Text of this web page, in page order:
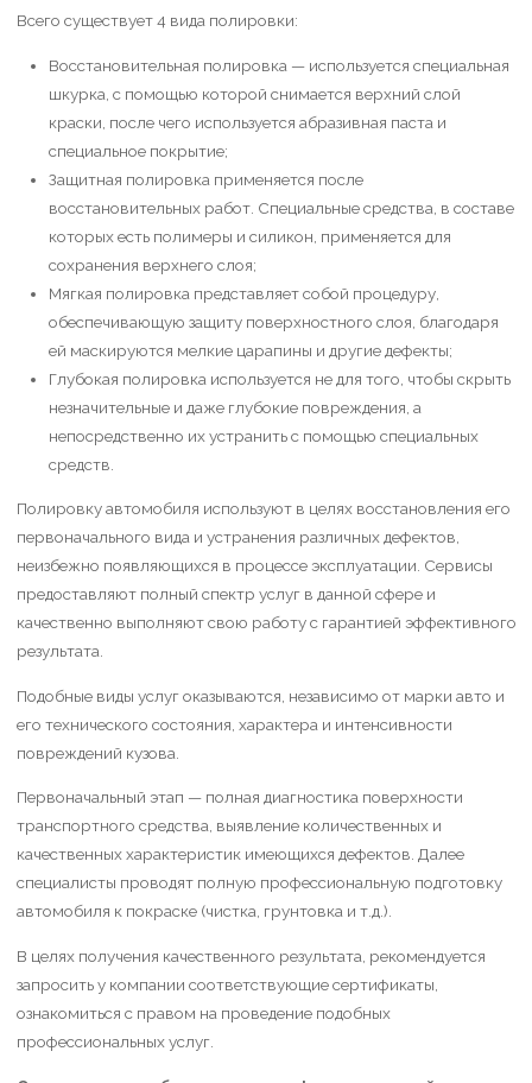
Всего существует 4 вида полировки:
Восстановительная полировка — используется специальная
шкурка, с помощью которой снимается верхний слой
краски, после чего используется абразивная паста и
специальное покрытие;
Защитная полировка применяется после
восстановительных работ. Специальные средства, в составе
которых есть полимеры и силикон, применяется для
сохранения верхнего слоя;
Мягкая полировка представляет собой процедуру,
обеспечивающую защиту поверхностного слоя, благодаря
ей маскируются мелкие царапины и другие дефекты;
Глубокая полировка используется не для того, чтобы скрыть
незначительные и даже глубокие повреждения, а
непосредственно их устранить с помощью специальных
средств.
Полировку автомобиля используют в целях восстановления его
первоначального вида и устранения различных дефектов,
неизбежно появляющихся в процессе эксплуатации. Сервисы
предоставляют полный спектр услуг в данной сфере и
качественно выполняют свою работу с гарантией эффективного
результата.
Подобные виды услуг оказываются, независимо от марки авто и
его технического состояния, характера и интенсивности
повреждений кузова.
Первоначальный этап — полная диагностика поверхности
транспортного средства, выявление количественных и
качественных характеристик имеющихся дефектов. Далее
специалисты проводят полную профессиональную подготовку
автомобиля к покраске (чистка, грунтовка и т.д.).
В целях получения качественного результата, рекомендуется
запросить у компании соответствующие сертификаты,
ознакомиться с правом на проведение подобных
профессиональных услуг.